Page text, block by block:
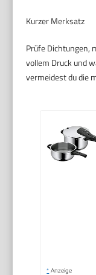
Kurzer Merksatz
Prüfe Dichtungen,
vollem Druck und
vermeidest du die
* Anzeige